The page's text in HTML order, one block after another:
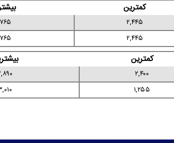
کمترین
۲,۴۴۵
۲,۴۴۵
کمترین
۲,۴۰۰
۱,۲۵۵